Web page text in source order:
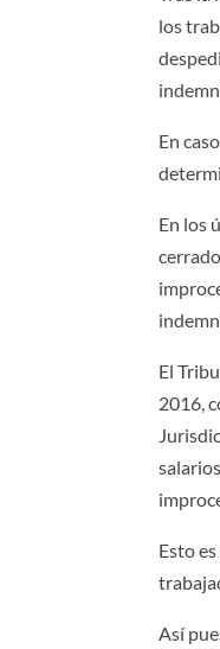
los
En
En los
El
2016,
Esto
Así